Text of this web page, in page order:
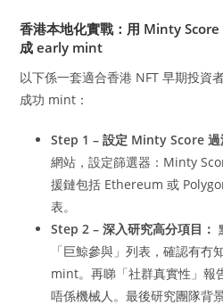
香港本地化實戰：用 Minty
成 early mint
以下係一套適合香港 NFT 早期投資
成功 mint：
Step 1 – 設定 Minty Score 過
網站，設定篩選器：Minty
援鏈包括 Ethereum 或
表。
Step 2 – 深入研究高分項目：
「巨鯨參與」列表，確認有
mint。再睇「社群真實性」
唔係機械人。最後研究團隊背